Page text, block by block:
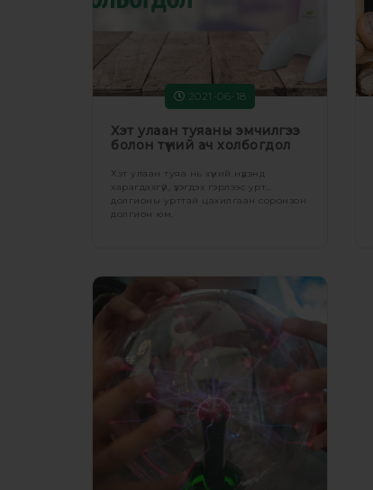
Хэт улаан туяаны эмчилгээ
болон түүний ач холбогдол
2021-06-18
Хэт улаан туяа нь хүний нүдэнд
харагдахгүй, үзэгдэх гэрлээс урт
долгионы урттай цахилгаан соронзон
долгион юм.